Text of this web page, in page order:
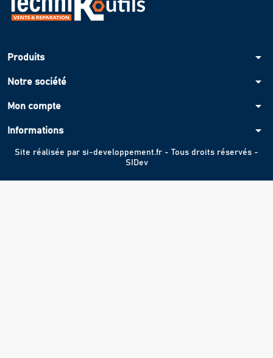
Produits arrow_drop_down
Notre société arrow_drop_down
Mon compte arrow_drop_down
Informations arrow_drop_down
Site réalisée par si-developpement.fr - Tous droits réservés -
SIDev